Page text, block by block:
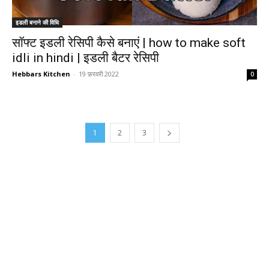
इडली बनाने की विधि
सॉफ्ट इडली रेसिपी कैसे बनाएं | how to make soft
idli in hindi | इडली बैटर रेसिपी
Hebbars Kitchen - 19 फ़रवरी 2022 0
1 2 3